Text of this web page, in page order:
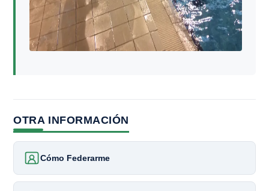
OTRA INFORMACIÓN
Cómo Federarme